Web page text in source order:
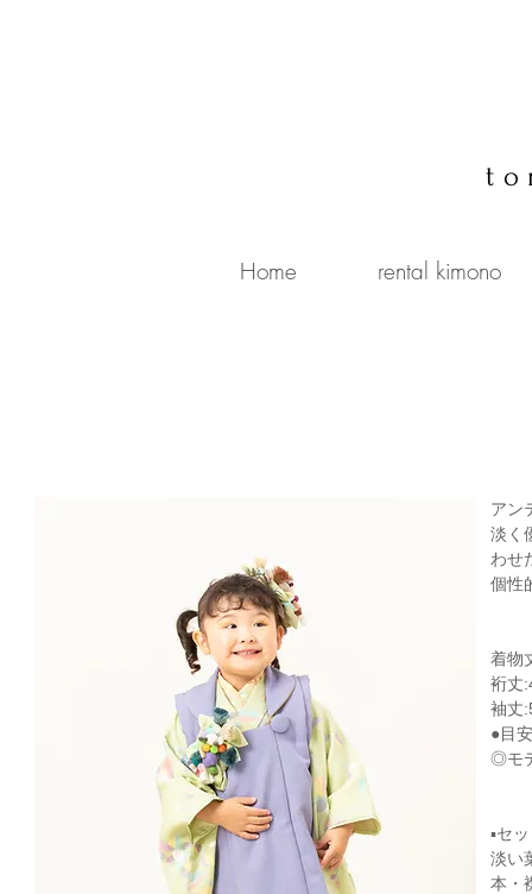
Home rental kimono
アン
淡く
わせ
個性
着物
裄丈
袖丈
●目
◎モ
▪セ
淡い
本・